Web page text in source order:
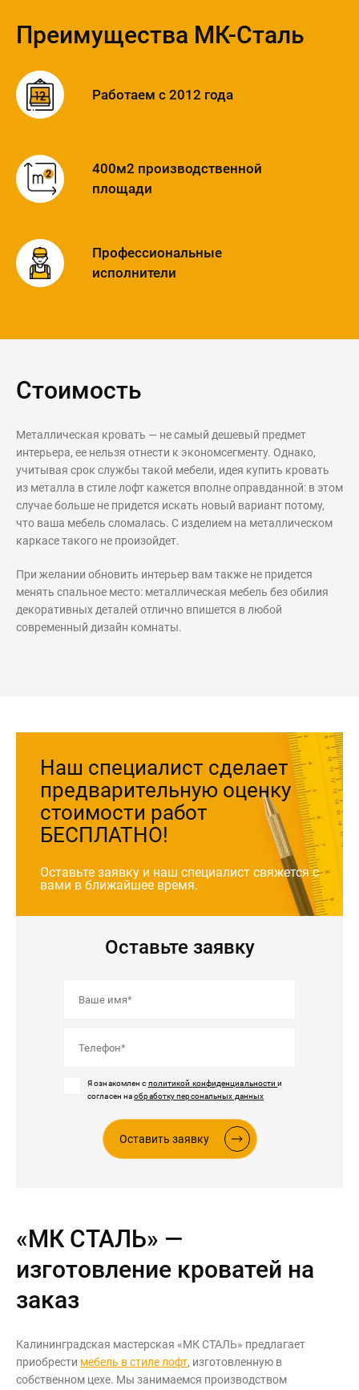
Преимущества МК-Сталь
Работаем с 2012 года
400м2 производственной
площади
Профессиональные
исполнители
Стоимость
Металлическая кровать — не самый дешевый предмет
интерьера, ее нельзя отнести к экономсегменту. Однако,
учитывая срок службы такой мебели, идея купить кровать
из металла в стиле лофт кажется вполне оправданной: в этом
случае больше не придется искать новый вариант потому,
что ваша мебель сломалась. С изделием на металлическом
каркасе такого не произойдет.
При желании обновить интерьер вам также не придется
менять спальное место: металлическая мебель без обилия
декоративных деталей отлично впишется в любой
современный дизайн комнаты.
Наш специалист сделает
предварительную оценку
стоимости работ
БЕСПЛАТНО!
Оставьте заявку и наш специалист свяжется с
вами в ближайшее время.
Оставьте заявку
Я ознакомлен с политикой конфиденциальностии
согласен наобработку персональных данных
Оставить заявку
«МК СТАЛЬ» —
изготовление кроватей на
заказ
Калининградская мастерская «МК СТАЛЬ» предлагает
приобрести мебель в стиле лофт, изготовленную в
собственном цехе. Мы занимаемся производством